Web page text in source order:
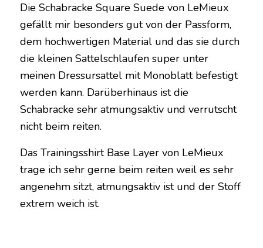
Die Schabracke Square Suede von LeMieux
gefällt mir besonders gut von der Passform,
dem hochwertigen Material und das sie durch
die kleinen Sattelschlaufen super unter
meinen Dressursattel mit Monoblatt befestigt
werden kann. Darüberhinaus ist die
Schabracke sehr atmungsaktiv und verrutscht
nicht beim reiten.
Das Trainingsshirt Base Layer von LeMieux
trage ich sehr gerne beim reiten weil es sehr
angenehm sitzt, atmungsaktiv ist und der Stoff
extrem weich ist.